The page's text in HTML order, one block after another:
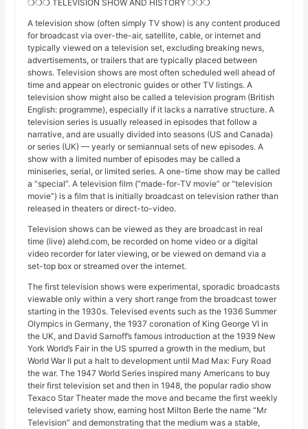
❍❍❍ TELEVISION SHOW AND HISTORY ❍❍❍
A television show (often simply TV show) is any content produced
for broadcast via over-the-air, satellite, cable, or internet and
typically viewed on a television set, excluding breaking news,
advertisements, or trailers that are typically placed between
shows. Television shows are most often scheduled well ahead of
time and appear on electronic guides or other TV listings. A
television show might also be called a television program (British
English: programme), especially if it lacks a narrative structure. A
television series is usually released in episodes that follow a
narrative, and are usually divided into seasons (US and Canada)
or series (UK) — yearly or semiannual sets of new episodes. A
show with a limited number of episodes may be called a
miniseries, serial, or limited series. A one-time show may be called
a “special”. A television film (“made-for-TV movie” or “television
movie”) is a film that is initially broadcast on television rather than
released in theaters or direct-to-video.
Television shows can be viewed as they are broadcast in real
time (live) alehd.com, be recorded on home video or a digital
video recorder for later viewing, or be viewed on demand via a
set-top box or streamed over the internet.
The first television shows were experimental, sporadic broadcasts
viewable only within a very short range from the broadcast tower
starting in the 1930s. Televised events such as the 1936 Summer
Olympics in Germany, the 1937 coronation of King George VI in
the UK, and David Sarnoff’s famous introduction at the 1939 New
York World’s Fair in the US spurred a growth in the medium, but
World War II put a halt to development until Mad Max: Fury Road
the war. The 1947 World Series inspired many Americans to buy
their first television set and then in 1948, the popular radio show
Texaco Star Theater made the move and became the first weekly
televised variety show, earning host Milton Berle the name “Mr
Television” and demonstrating that the medium was a stable,